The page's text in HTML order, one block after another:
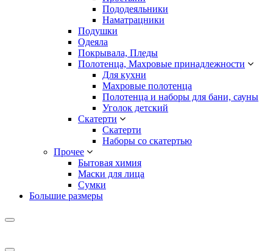
Пододеяльники
Наматрацники
Подушки
Одеяла
Покрывала, Пледы
Полотенца, Махровые принадлежности
Для кухни
Махровые полотенца
Полотенца и наборы для бани, сауны
Уголок детский
Скатерти
Скатерти
Наборы со скатертью
Прочее
Бытовая химия
Маски для лица
Сумки
Большие размеры